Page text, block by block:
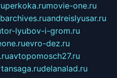
perkoka.rumovie-one.ru
andreislyusar.ru
tor-lyubov-i-grom.ru
evro-dez.ru
avtopomosch27.ru
delanalad.ru